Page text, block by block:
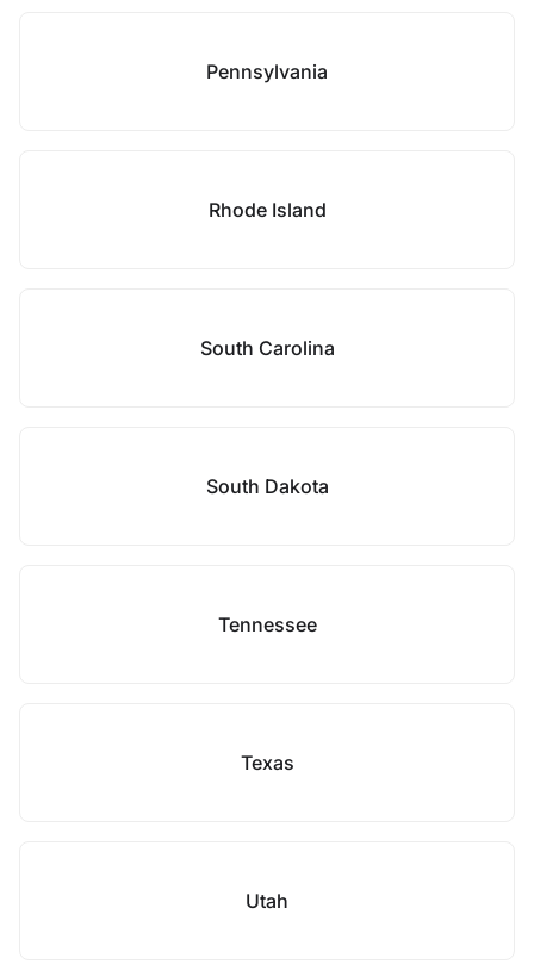
Pennsylvania
Rhode Island
South Carolina
South Dakota
Tennessee
Texas
Utah